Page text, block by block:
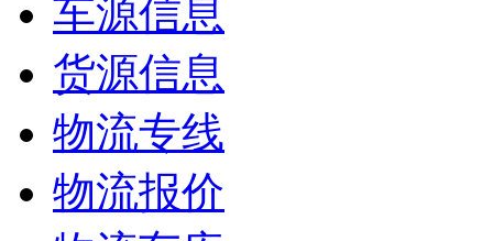
车源信息
货源信息
物流专线
物流报价